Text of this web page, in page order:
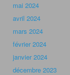
mai 2024
avril 2024
mars 2024
février 2024
janvier 2024
décembre 2023